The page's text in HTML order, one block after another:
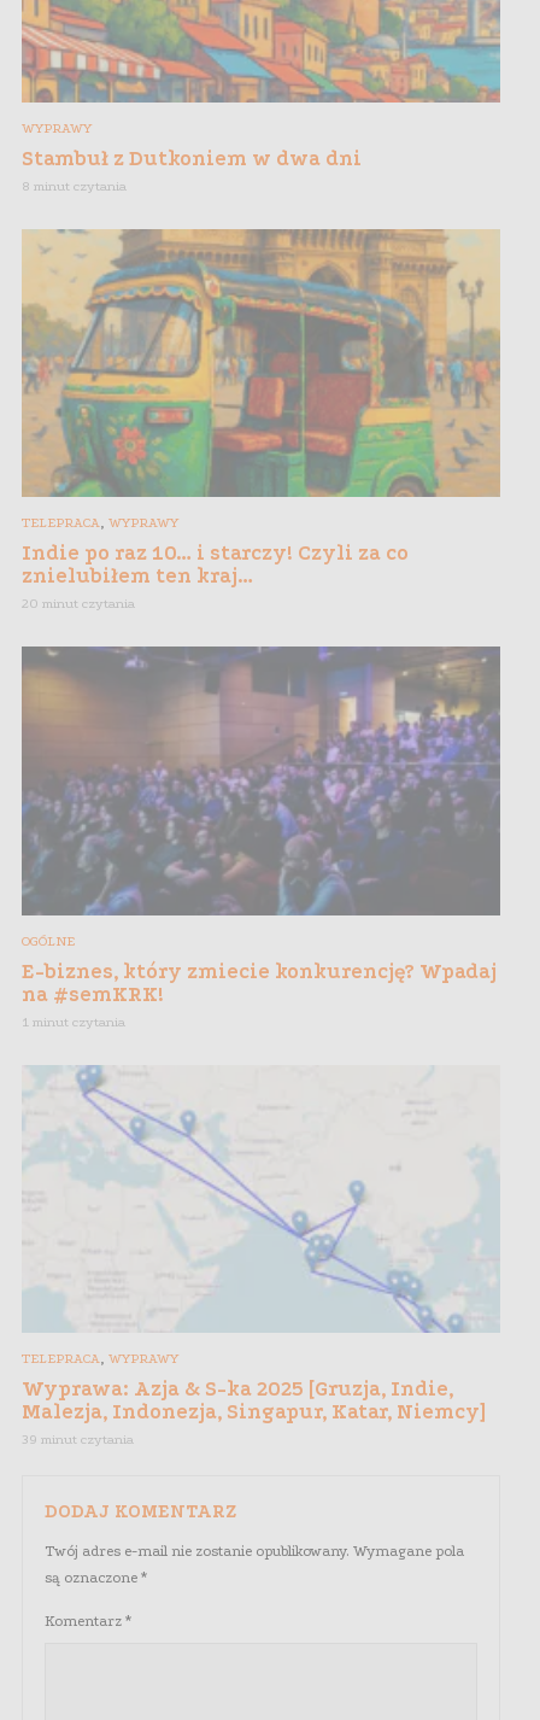
WYPRAWY
Stambuł z Dutkoniem w dwa dni
8 minut czytania
TELEPRACA, WYPRAWY
Indie po raz 10… i starczy! Czyli za co
znielubiłem ten kraj…
20 minut czytania
OGÓLNE
E-biznes, który zmiecie konkurencję? Wpadaj
na #semKRK!
1 minut czytania
TELEPRACA, WYPRAWY
Wyprawa: Azja & S-ka 2025 [Gruzja, Indie,
Malezja, Indonezja, Singapur, Katar, Niemcy]
39 minut czytania
DODAJ KOMENTARZ
Twój adres e-mail nie zostanie opublikowany. Wymagane pola
są oznaczone *
Komentarz *